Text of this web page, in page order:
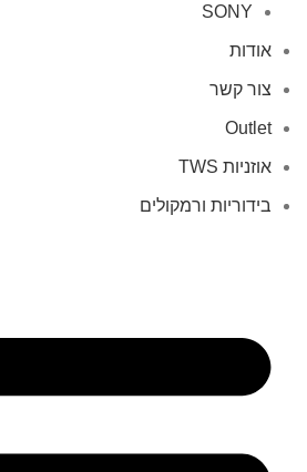
SONY
אודות
צור קשר
Outlet
אוזניות TWS
בידוריות ורמקולים